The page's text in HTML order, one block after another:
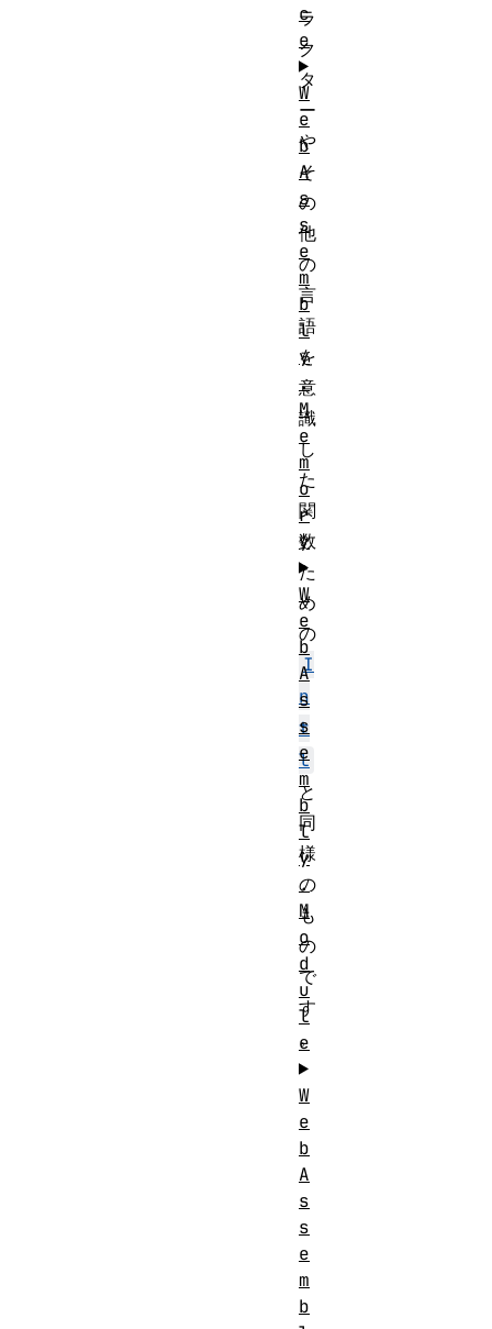
ラ
ク
タ
ー
や
そ
の
他
の
言
語
を
意
識
し
た
関
数
た
め
の
I
n
t
l
と
同
様
の
も
の
で
す
。
c
e
W
e
b
A
s
s
e
m
b
l
y
.
M
e
m
o
r
y
W
e
b
A
s
s
e
m
b
l
y
.
M
o
d
u
l
e
W
e
b
A
s
s
e
m
b